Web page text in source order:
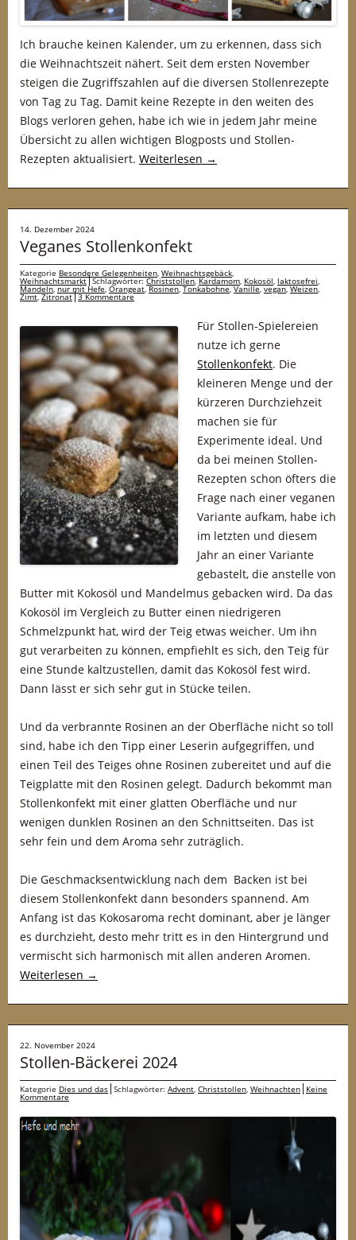
Ich brauche keinen Kalender, um zu erkennen, dass sich
die Weihnachtszeit nähert. Seit dem ersten November
steigen die Zugriffszahlen auf die diversen Stollenrezepte
von Tag zu Tag. Damit keine Rezepte in den weiten des
Blogs verloren gehen, habe ich wie in jedem Jahr meine
Übersicht zu allen wichtigen Blogposts und Stollen-
Rezepten aktualisiert. Weiterlesen →
14. Dezember 2024
Veganes Stollenkonfekt
Kategorie Besondere Gelegenheiten, Weihnachtsgebäck,
Weihnachtsmarkt Schlagwörter:Christstollen,Kardamom, Kokosöl, laktosefrei,
Mandeln,nur mit Hefe, Orangeat,Rosinen,Tonkabohne,Vanille,vegan,Weizen,
Zimt,Zitronat 3 Kommentare
Für Stollen-Spielereien
nutze ich gerne
Stollenkonfekt. Die
kleineren Menge und der
kürzeren Durchziehzeit
machen sie für
Experimente ideal. Und
da bei meinen Stollen-
Rezepten schon öfters die
Frage nach einer veganen
Variante aufkam, habe ich
im letzten und diesem
Jahr an einer Variante
gebastelt, die anstelle von
Butter mit Kokosöl und Mandelmus gebacken wird. Da das
Kokosöl im Vergleich zu Butter einen niedrigeren
Schmelzpunkt hat, wird der Teig etwas weicher. Um ihn
gut verarbeiten zu können, empfiehlt es sich, den Teig für
eine Stunde kaltzustellen, damit das Kokosöl fest wird.
Dann lässt er sich sehr gut in Stücke teilen.
Und da verbrannte Rosinen an der Oberfläche nicht so toll
sind, habe ich den Tipp einer Leserin aufgegriffen, und
einen Teil des Teiges ohne Rosinen zubereitet und auf die
Teigplatte mit den Rosinen gelegt. Dadurch bekommt man
Stollenkonfekt mit einer glatten Oberfläche und nur
wenigen dunklen Rosinen an den Schnittseiten. Das ist
sehr fein und dem Aroma sehr zuträglich.
Die Geschmacksentwicklung nach dem Backen ist bei
diesem Stollenkonfekt dann besonders spannend. Am
Anfang ist das Kokosaroma recht dominant, aber je länger
es durchzieht, desto mehr tritt es in den Hintergrund und
vermischt sich harmonisch mit allen anderen Aromen.
Weiterlesen →
22. November 2024
Stollen-Bäckerei 2024
Kategorie Dies und das Schlagwörter: Advent, Christstollen, Weihnachten Keine
Kommentare